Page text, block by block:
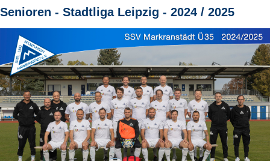
Senioren - Stadtliga Leipzig - 2024 / 2025